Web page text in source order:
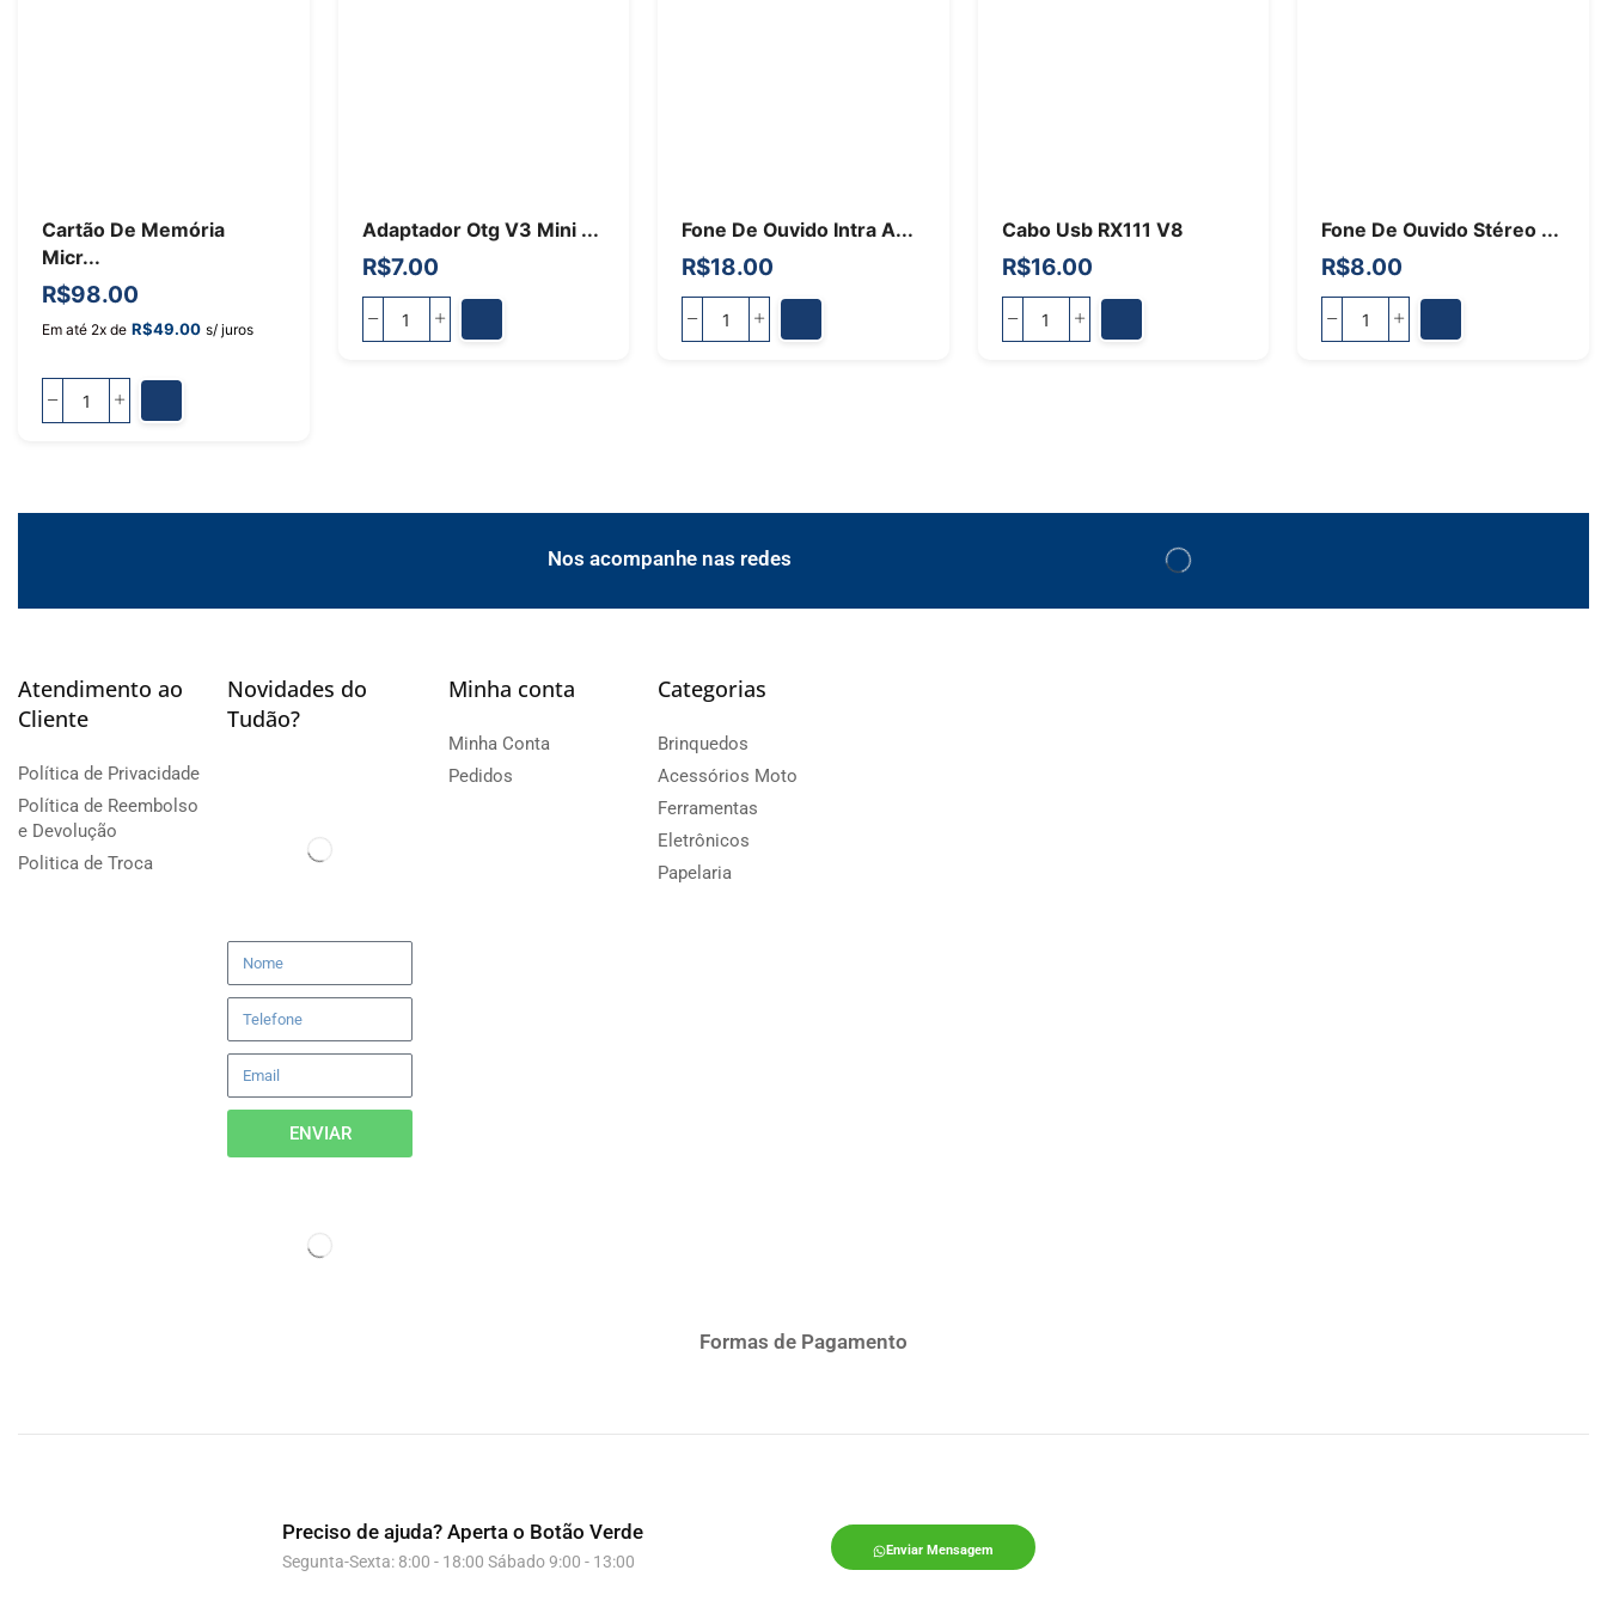
Cartão De Memória
Micr...
R$98.00
Em até 2x de R$49.00 s/ juros
Adaptador Otg V3 Mini ...
R$7.00
Fone De Ouvido Intra A...
R$18.00
Cabo Usb RX111 V8
R$16.00
Fone De Ouvido Stéreo ...
R$8.00
Nos acompanhe nas redes
Atendimento ao
Cliente
Política de Privacidade
Política de Reembolso
e Devolução
Politica de Troca
Novidades do
Tudão?
ENVIAR
Minha conta
Minha Conta
Pedidos
Categorias
Brinquedos
Acessórios Moto
Ferramentas
Eletrônicos
Papelaria
Formas de Pagamento
Preciso de ajuda? Aperta o Botão Verde
Segunta-Sexta: 8:00 - 18:00 Sábado 9:00 - 13:00
Enviar Mensagem